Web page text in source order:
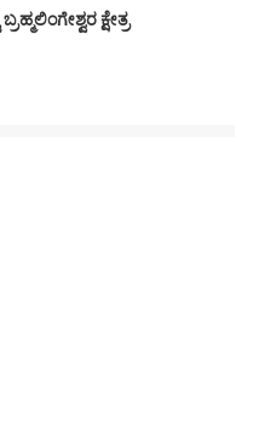
ಕ್ಷೇತ್ರ